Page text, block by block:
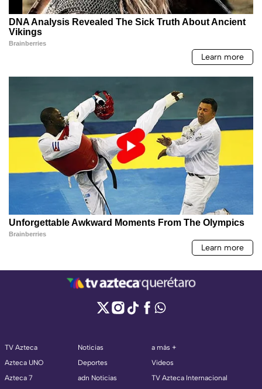
TV Azteca
Azteca UNO
Azteca 7
Noticias
Deportes
adn Noticias
a más +
Videos
TV Azteca Internacional